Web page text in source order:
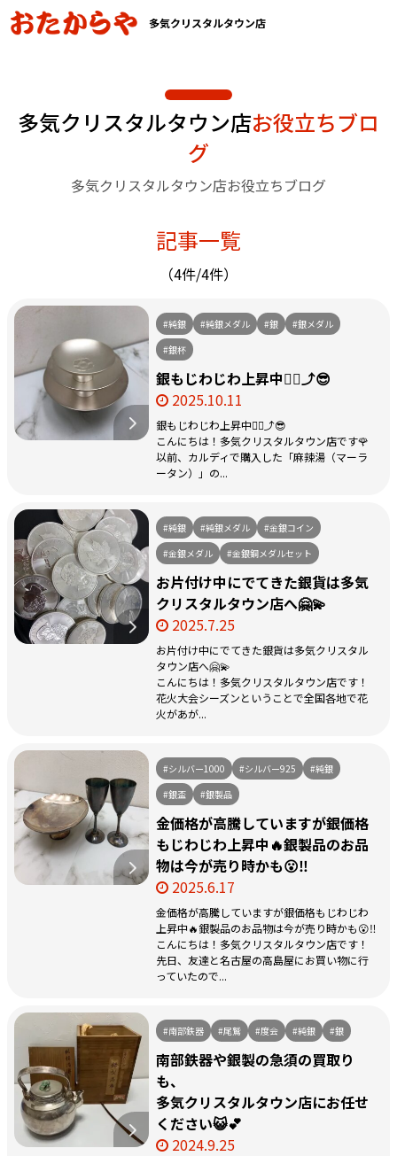
多気クリスタルタウン店
多気クリスタルタウン店お役立ちブロ
グ
多気クリスタルタウン店お役立ちブログ
記事一覧
（4件/4件）
#純銀 #純銀メダル #銀
#銀メダル
#銀杯
銀もじわじわ上昇中☝🏻⤴️😎
2025.10.11
銀もじわじわ上昇中☝🏻⤴️😎
こんにちは！多気クリスタルタウン店です🌹
以前、カルディで購入した「麻辣湯（マーラ
ータン）」の...
#純銀 #純銀メダル
#金銀コイン
#金銀メダル
#金銀銅メダルセット
お片付け中にでてきた銀貨は多気
クリスタルタウン店へ🤗💫
2025.7.25
お片付け中にでてきた銀貨は多気クリスタル
タウン店へ🤗💫
こんにちは！多気クリスタルタウン店です！
花火大会シーズンということで全国各地で花
火があが...
#シルバー1000 #シルバー925
#純銀
#銀盃
#銀製品
金価格が高騰していますが銀価格
もじわじわ上昇中🔥銀製品のお品
物は今が売り時かも😮‼️
2025.6.17
金価格が高騰していますが銀価格もじわじわ
上昇中🔥銀製品のお品物は今が売り時かも😮‼️
こんにちは！多気クリスタルタウン店です！
先日、友達と名古屋の高島屋にお買い物に行
っていたので...
#南部鉄器 #尾鷲 #度会 #純銀 #銀
南部鉄器や銀製の急須の買取り
も、
多気クリスタルタウン店にお任せ
ください😺💕
2024.9.25